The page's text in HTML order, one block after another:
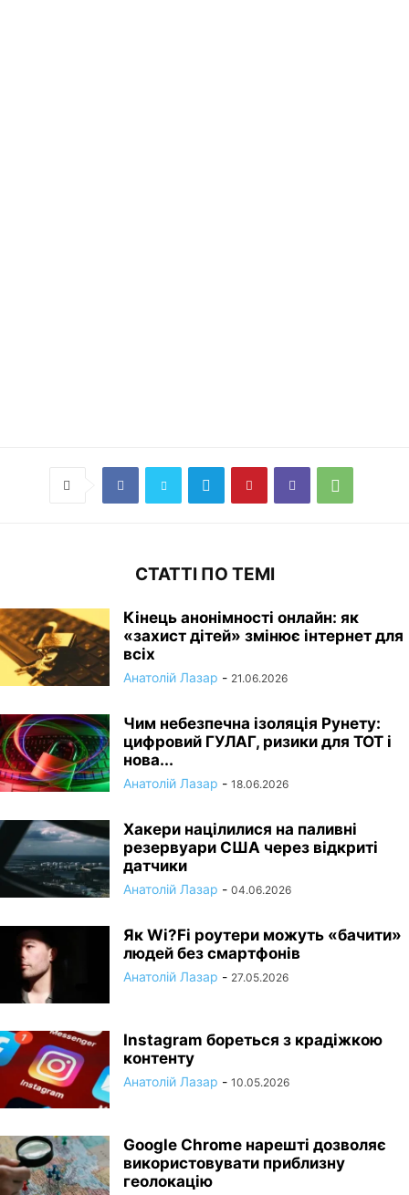
СТАТТІ ПО ТЕМІ
Кінець анонімності онлайн: як
«захист дітей» змінює інтернет для
всіх
Анатолій Лазар - 21.06.2026
Чим небезпечна ізоляція Рунету:
цифровий ГУЛАГ, ризики для ТОТ і
нова...
Анатолій Лазар - 18.06.2026
Хакери націлилися на паливні
резервуари США через відкриті
датчики
Анатолій Лазар - 04.06.2026
Як Wi?Fi роутери можуть «бачити»
людей без смартфонів
Анатолій Лазар - 27.05.2026
Instagram бореться з крадіжкою
контенту
Анатолій Лазар - 10.05.2026
Google Chrome нарешті дозволяє
використовувати приблизну
геолокацію